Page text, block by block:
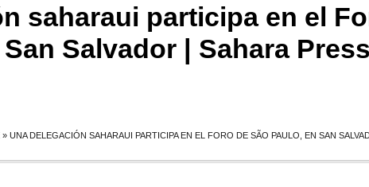
saharaui participa en el
Salvador | Sahara
» UNA DELEGACIÓN SAHARAUI PARTICIPA EN EL FORO DE SÃO PAULO, EN SAN